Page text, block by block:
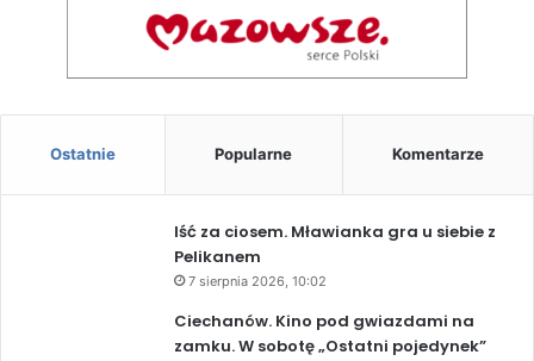
Ostatnie Popularne Komentarze
Iść za ciosem. Mławianka gra u siebie z
Pelikanem
7 sierpnia 2026, 10:02
Ciechanów. Kino pod gwiazdami na
zamku. W sobotę „Ostatni pojedynek”